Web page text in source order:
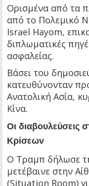
Ορισμένα από τα
από το Πολεμικό
Israel Hayom,
διπλωματικές
ασφαλείας.
Βάσει του
κατευθύνονταν
Ανατολική Ασία,
Κίνα.
Οι διαβουλεύσεις
Κρίσεων
Ο Τραμπ δήλωσε
μετέβαινε στην
(Situation Room)